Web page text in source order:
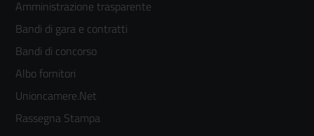
menù
colonna
2
Amministrazione trasparente
Bandi di gara e contratti
Bandi di concorso
Albo fornitori
Unioncamere.Net
Rassegna Stampa